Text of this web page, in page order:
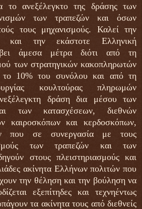
το ανεξέλεγκτο της δράσης των
των τραπεζών και όσων
τους μηχανισμούς. Καλεί την
και την εκάστοτε Ελληνική
άμεσα μέτρα διότι από τη
των στρατηγικών κακοπληρωτών
το 10% του συνόλου και από τη
κουλτούρας πληρωμών
δράση δια μέσου των
των κατασχέσεων, διεθνών
καιροσκόπων και κερδοσκόπων,
που σε συνεργασία με τους
των τραπεζών και των
στους πλειστηριασμούς και
ακίνητα Ελλήνων πολιτών που
την θέληση και την βούληση να
εξεπίτηδες και τεχνηέντως
τα ακίνητα τους από διεθνείς